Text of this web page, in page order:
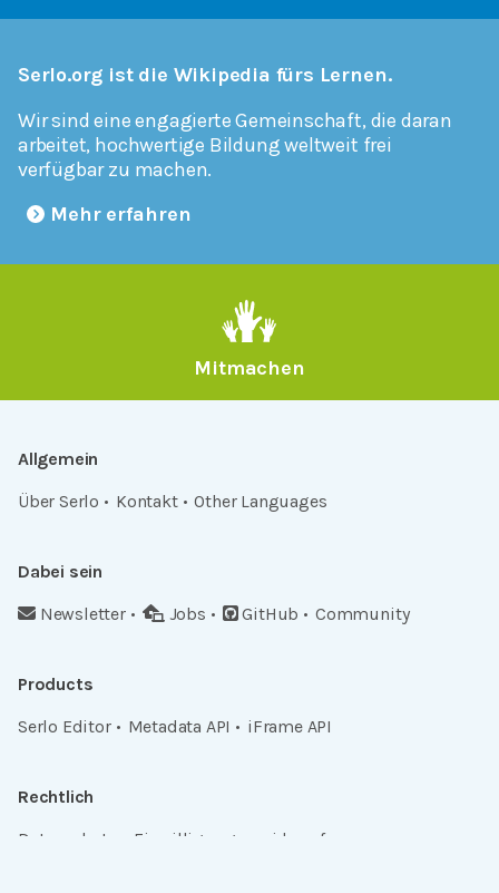
Serlo.org ist die Wikipedia fürs Lernen.
Wir sind eine engagierte Gemeinschaft, die daran
arbeitet, hochwertige Bildung weltweit frei
verfügbar zu machen.
Mehr erfahren
Mitmachen
Allgemein
Über Serlo
Kontakt Other Languages
Dabei sein
Newsletter
Jobs GitHub Community
Products
Serlo Editor
Metadata API iFrame API
Rechtlich
Datenschutz
Einwilligungen widerrufen